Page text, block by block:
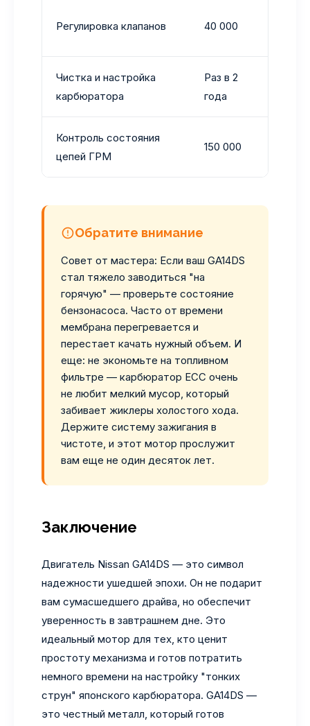
Регулировка клапанов 40 000
Чистка и настройка
карбюратора
Раз в 2
года
Контроль состояния
цепей ГРМ
150 000
Обратите внимание
Совет от мастера: Если ваш GA14DS
стал тяжело заводиться "на
горячую" — проверьте состояние
бензонасоса. Часто от времени
мембрана перегревается и
перестает качать нужный объем. И
еще: не экономьте на топливном
фильтре — карбюратор ECC очень
не любит мелкий мусор, который
забивает жиклеры холостого хода.
Держите систему зажигания в
чистоте, и этот мотор прослужит
вам еще не один десяток лет.
Заключение
Двигатель Nissan GA14DS — это символ
надежности ушедшей эпохи. Он не подарит
вам сумасшедшего драйва, но обеспечит
уверенность в завтрашнем дне. Это
идеальный мотор для тех, кто ценит
простоту механизма и готов потратить
немного времени на настройку "тонких
струн" японского карбюратора. GA14DS —
это честный металл, который готов